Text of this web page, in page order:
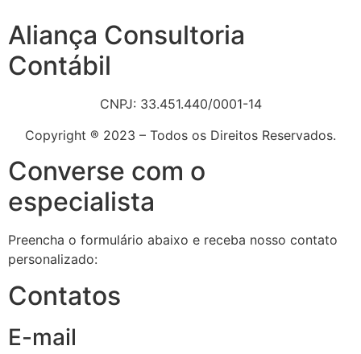
Aliança Consultoria
Contábil
CNPJ: 33.451.440/0001-14
Copyright ® 2023 – Todos os Direitos Reservados.
Converse com o
especialista
Preencha o formulário abaixo e receba nosso contato
personalizado:
Contatos
E-mail